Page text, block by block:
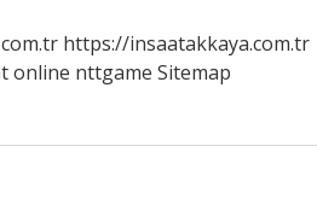
https://insaatakkaya.com.tr
online nttgame Sitemap